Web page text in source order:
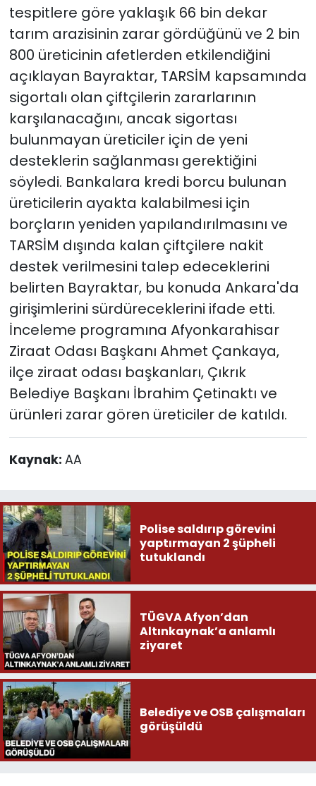
tespitlere göre yaklaşık 66 bin dekar
tarım arazisinin zarar gördüğünü ve 2 bin
800 üreticinin afetlerden etkilendiğini
açıklayan Bayraktar, TARSİM kapsamında
sigortalı olan çiftçilerin zararlarının
karşılanacağını, ancak sigortası
bulunmayan üreticiler için de yeni
desteklerin sağlanması gerektiğini
söyledi. Bankalara kredi borcu bulunan
üreticilerin ayakta kalabilmesi için
borçların yeniden yapılandırılmasını ve
TARSİM dışında kalan çiftçilere nakit
destek verilmesini talep edeceklerini
belirten Bayraktar, bu konuda Ankara'da
girişimlerini sürdüreceklerini ifade etti.
İnceleme programına Afyonkarahisar
Ziraat Odası Başkanı Ahmet Çankaya,
ilçe ziraat odası başkanları, Çıkrık
Belediye Başkanı İbrahim Çetinaktı ve
ürünleri zarar gören üreticiler de katıldı.
Kaynak: AA
Polise saldırıp görevini
yaptırmayan 2 şüpheli
tutuklandı
TÜGVA Afyon’dan
Altınkaynak’a anlamlı
ziyaret
Belediye ve OSB çalışmaları
görüşüldü